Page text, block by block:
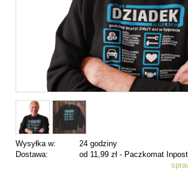
Wysyłka w:
24 godziny
Dostawa:
od 11,99 zł - Paczkomat Inpost
Cena nie zawiera ewentualnych kosztów